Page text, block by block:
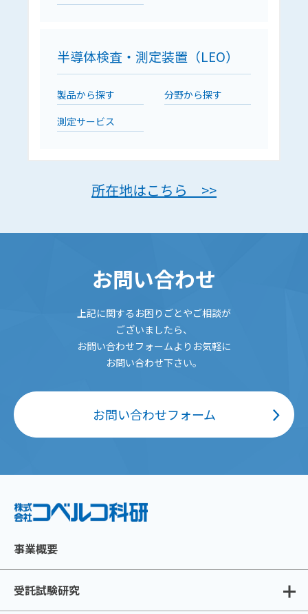
半導体検査・測定装置（LEO）
製品から探す
分野から探す
測定サービス
所在地はこちら >>
お問い合わせ
上記に関するお困りごとやご相談が
ございましたら、
お問い合わせフォームよりお気軽に
お問い合わせ下さい。
お問い合わせフォーム
事業概要
受託試験研究